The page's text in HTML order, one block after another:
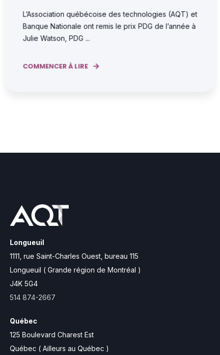
L’Association québécoise des technologies (AQT) et
Banque Nationale ont remis le prix PDG de l’année à
Julie Watson, PDG ...
COMMENCER À LIRE
Longueuil
1111, rue Saint-Charles Ouest, bureau 115
Longueuil ( Grande région de Montréal )
J4K 5G4
514 874-2667
Québec
125 Boulevard Charest Est
Québec ( Ailleurs au Québec )